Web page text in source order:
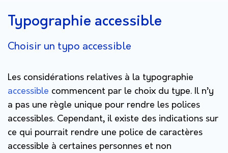
Typographie accessible
Choisir un typo accessible
Les considérations relatives à la typographie
accessible commencent par le choix du type. Il n’y
a pas une règle unique pour rendre les polices
accessibles. Cependant, il existe des indications sur
ce qui pourrait rendre une police de caractères
accessible à certaines personnes et non